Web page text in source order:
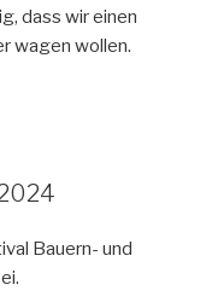
dass wir einen
wagen wollen.
Bauern- und